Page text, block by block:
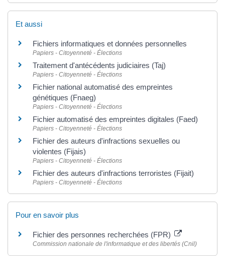
Et aussi
Fichiers informatiques et données personnelles
Papiers - Citoyenneté - Élections
Traitement d'antécédents judiciaires (Taj)
Papiers - Citoyenneté - Élections
Fichier national automatisé des empreintes
génétiques (Fnaeg)
Papiers - Citoyenneté - Élections
Fichier automatisé des empreintes digitales (Faed)
Papiers - Citoyenneté - Élections
Fichier des auteurs d'infractions sexuelles ou
violentes (Fijais)
Papiers - Citoyenneté - Élections
Fichier des auteurs d'infractions terroristes (Fijait)
Papiers - Citoyenneté - Élections
Pour en savoir plus
Fichier des personnes recherchées (FPR)
Commission nationale de l'informatique et des libertés (Cnil)